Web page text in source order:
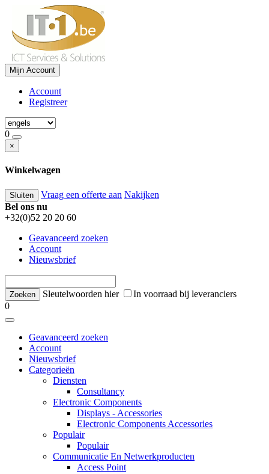
Mijn Account
Account
Registreer
0
×
Winkelwagen
Sluiten Vraag een offerte aan Nakijken
Bel ons nu
+32(0)52 20 20 60
Geavanceerd zoeken
Account
Nieuwsbrief
Sleutelwoorden hier
In voorraad bij leveranciers
0
Geavanceerd zoeken
Account
Nieuwsbrief
Categorieën
Diensten
Consultancy
Electronic Components
Displays - Accessories
Electronic Components Accessories
Populair
Populair
Communicatie En Netwerkproducten
Access Point